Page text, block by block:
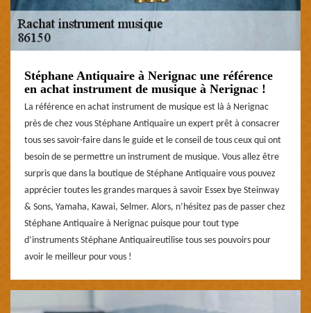
Stéphane Antiquaire à Nerignac une référence
en achat instrument de musique à Nerignac !
La référence en achat instrument de musique est là à Nerignac
près de chez vous Stéphane Antiquaire un expert prêt à consacrer
tous ses savoir-faire dans le guide et le conseil de tous ceux qui ont
besoin de se permettre un instrument de musique. Vous allez être
surpris que dans la boutique de Stéphane Antiquaire vous pouvez
apprécier toutes les grandes marques à savoir Essex bye Steinway
& Sons, Yamaha, Kawai, Selmer. Alors, n’hésitez pas de passer chez
Stéphane Antiquaire à Nerignac puisque pour tout type
d’instruments Stéphane Antiquaireutilise tous ses pouvoirs pour
avoir le meilleur pour vous !